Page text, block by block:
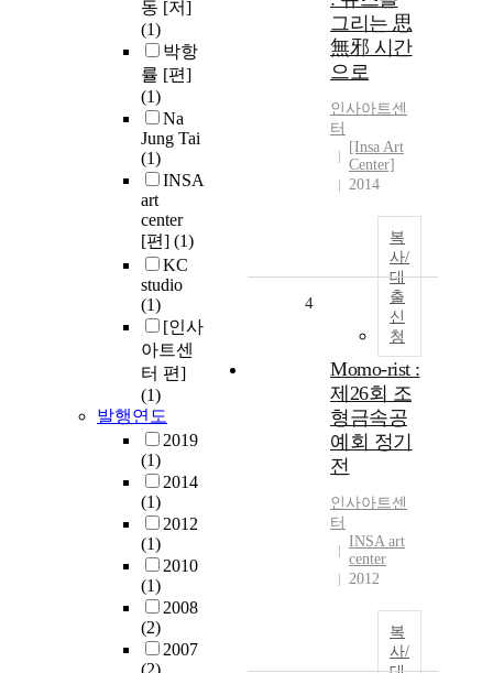
동 [저]
(1)
박항
률 [편]
(1)
Na
Jung Tai
(1)
INSA
art
center
[편] (1)
KC
studio
(1)
[인사
아트센
터 편]
(1)
발행연도
2019
(1)
2014
(1)
2012
(1)
2010
(1)
2008
(2)
2007
그리는 思
無邪 시간
으로
인사아트센
터
[Insa Art
Center]
2014
복
사/
대
출
신
청
4
Momo-rist :
제26회 조
형금속공
예회 정기
전
인사아트센
터
INSA art
center
2012
복
사/